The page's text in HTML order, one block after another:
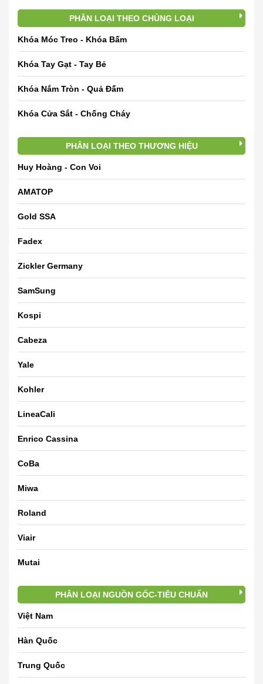
PHÂN LOẠI THEO CHỦNG LOẠI
Khóa Móc Treo - Khóa Bấm
Khóa Tay Gạt - Tay Bẻ
Khóa Nắm Tròn - Quả Đấm
Khóa Cửa Sắt - Chống Cháy
PHÂN LOẠI THEO THƯƠNG HIỆU
Huy Hoàng - Con Voi
AMATOP
Gold SSA
Fadex
Zickler Germany
SamSung
Kospi
Cabeza
Yale
Kohler
LineaCali
Enrico Cassina
CoBa
Miwa
Roland
Viair
Mutai
PHÂN LOẠI NGUỒN GỐC-TIÊU CHUẨN
Việt Nam
Hàn Quốc
Trung Quốc